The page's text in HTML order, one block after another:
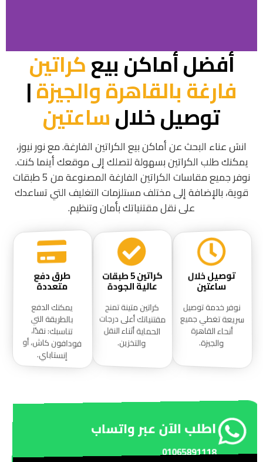
أفضل أماكن بيعكراتين
فارغة بالقاهرة والجيزة|
توصيل خلالساعتين
انسَ عناء البحث عن أماكن بيع الكراتين الفارغة. مع نور نيوز،
يمكنك طلب الكراتين بسهولة لتصلك إلى موقعك أينما كنت.
نوفر جميع مقاسات الكراتين الفارغة المصنوعة من 5 طبقات
قوية، بالإضافة إلى مختلف مستلزمات التغليف التي تساعدك
على نقل مقتنياتك بأمان وتنظيم.
توصيل خلال
ساعتين
نوفر خدمة توصيل
سريعة تغطي جميع
أنحاء القاهرة
والجيزة.
كراتين 5 طبقات
عالية الجودة
كراتين متينة تمنح
مقتنياتك أعلى درجات
الحماية أثناء النقل
والتخزين.
طرق دفع
متعددة
يمكنك الدفع
بالطريقة التي
تناسبك: نقدًا،
فودافون كاش، أو
إنستاباي.
اطلب الآن عبر واتساب
01065891118